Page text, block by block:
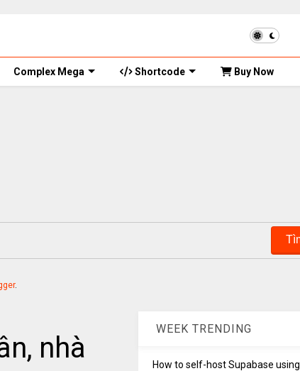
Complex Mega Shortcode Buy Now
.
nhà
WEEK TRENDING
How to self-host Supabase using